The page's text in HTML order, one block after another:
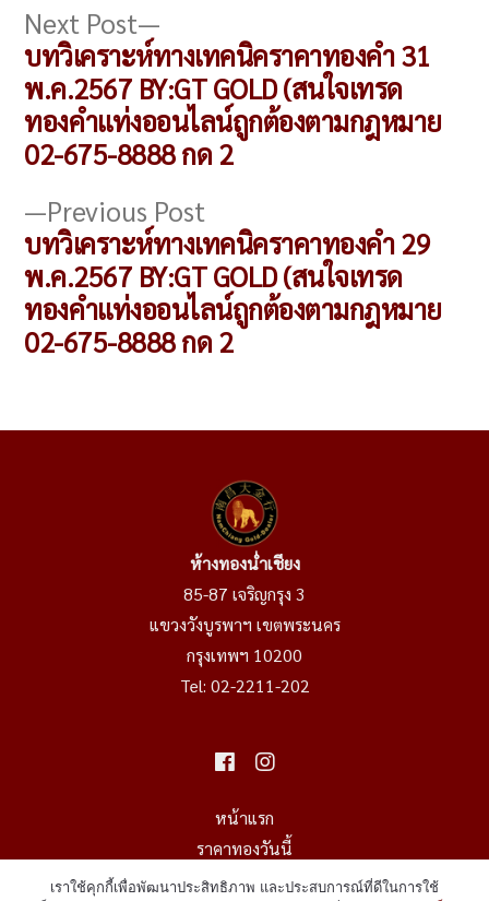
แนะแนว
เรื่อง
Previous Post
post:
บทวิเคราะห์ทางเทคนิคราคาทองคำ 29
พ.ค.2567 BY:GT GOLD (สนใจเทรด
ทองคำแท่งออนไลน์ถูกต้องตามกฎหมาย
02-675-8888 กด 2
Next Post
post:
บทวิเคราะห์ทางเทคนิคราคาทองคำ 31
พ.ค.2567 BY:GT GOLD (สนใจเทรด
ทองคำแท่งออนไลน์ถูกต้องตามกฎหมาย
02-675-8888 กด 2
ห้างทองน่ำเชียง
85-87 เจริญกรุง 3
แขวงวังบูรพาฯ เขตพระนคร
กรุงเทพฯ 10200
Tel: 02-2211-202
หน้าแรก
ราคาทองวันนี้
ราคาทองย้อนหลัง
เราใช้คุกกี้เพื่อพัฒนาประสิทธิภาพ และประสบการณ์ที่ดีในการใช้